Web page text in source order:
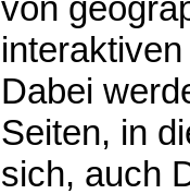
von
Dabei
Seiten, in
sich, auch